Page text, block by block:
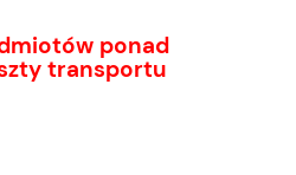
ponad
transportu